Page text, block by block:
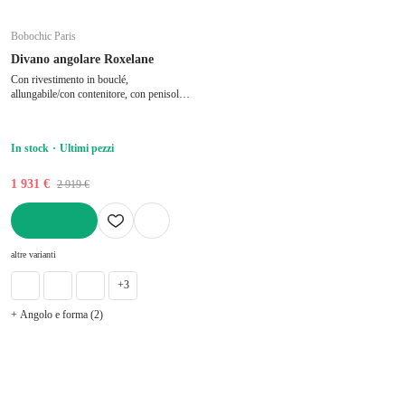
Bobochic Paris
Divano angolare Roxelane
Con rivestimento in bouclé,
allungabile/con contenitore, con penisola a
In stock
Ultimi pezzi
1 931 € 2 919 €
altre varianti
+3
+ Angolo e forma (2)